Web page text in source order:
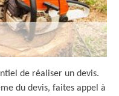
de réaliser un devis.
du devis, faites appel à